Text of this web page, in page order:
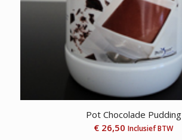
Pot Chocolade Pudding
€ 26,50 Inclusief BTW